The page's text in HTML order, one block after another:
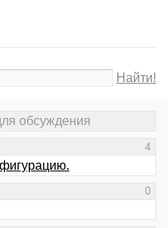
Найти!
обсуждения
4
0